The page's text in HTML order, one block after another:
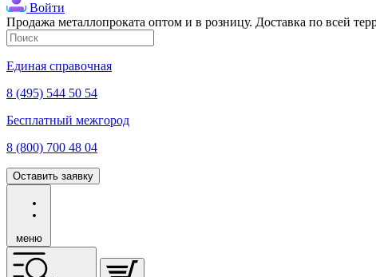
Войти
Продажа металлопроката оптом и в розницу. Доставка по всей
Единая справочная
8 (495) 544 50 54
Бесплатный межгород
8 (800) 700 48 04
Оставить заявку
меню